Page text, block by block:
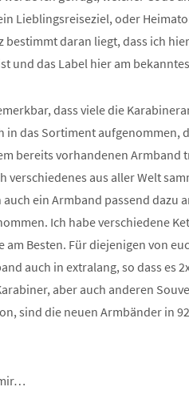
Lieblingsreiseziel, oder
bestimmt daran liegt, dass ich
und das Label hier am
dass viele die
in das Sortiment aufgenommen,
bereits vorhandenen Armband
verschiedenes aus aller Welt
ein Armband passend dazu
Ich habe verschiedene
Besten. Für diejenigen von
auch in extralang, so dass es
aber auch anderen
sind die neuen Armbänder in